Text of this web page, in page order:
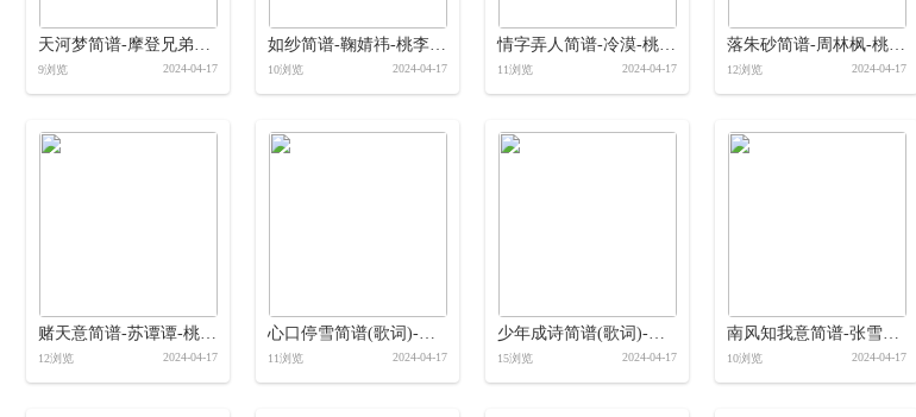
天河梦简谱-摩登兄弟刘宇宁-桃李醉春风制作简谱
9浏览 2024-04-17
如纱简谱-鞠婧祎-桃李醉春风制作简谱
10浏览 2024-04-17
情字弄人简谱-冷漠-桃李醉春风制作简谱
11浏览 2024-04-17
落朱砂简谱-周林枫-桃李醉春风制作简谱
12浏览 2024-04-17
赌天意简谱-苏谭谭-桃李醉春风制作简谱
12浏览 2024-04-17
心口停雪简谱(歌词)-云朵-桃李醉春风制作简谱
11浏览 2024-04-17
少年成诗简谱(歌词)-海来阿木-桃李醉春风制作简谱
15浏览 2024-04-17
南风知我意简谱-张雪迎-桃李醉春风制作简谱
10浏览 2024-04-17